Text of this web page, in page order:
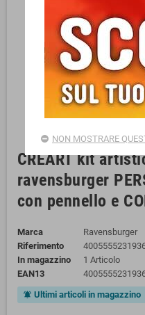
CREART kit
ravensburger
con pennello e
Marca
Ravensburger
Riferimento
In magazzino
1 Articolo
EAN13
notifications_active Ultimi articoli in magazzino
NON MOSTRARE